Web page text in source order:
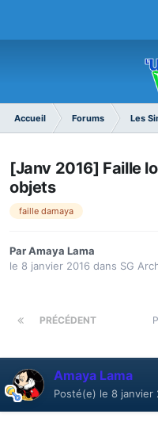
Accueil Forums Les
[Janv 2016] Faille
objets
faille damaya
ParAmaya Lama
le 8 janvier 2016 dans SG
PRÉCÉDENT
Amaya Lama
Posté(e) le 8 janvier